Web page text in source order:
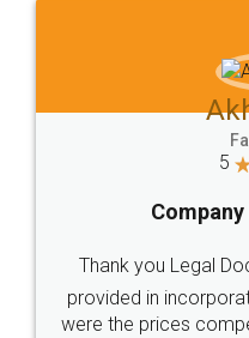
5
Thank you Legal
provided in
were the prices